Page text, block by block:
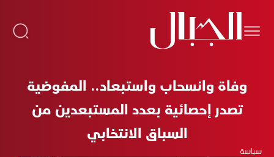
وفاة وانسحاب واستبعاد.. المفوضية
تصدر إحصائية بعدد المستبعدين من
السباق الانتخابي
سياسة